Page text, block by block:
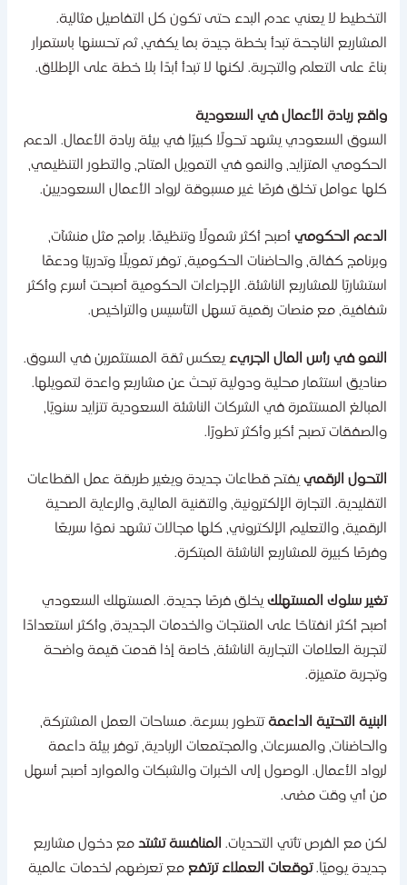
لا يعني عدم البدء حتى تكون كل التفاصيل مثالية.
الناجحة تبدأ بخطة جيدة بما يكفي، ثم تحسنها باستمرار
على التعلم والتجربة. لكنها لا تبدأ أبدًا بلا خطة على الإطلاق.
ريادة الأعمال في السعودية
السعودي يشهد تحولًا كبيرًا في بيئة ريادة الأعمال. الدعم
المتزايد، والنمو في التمويل المتاح، والتطور التنظيمي،
عوامل تخلق فرصًا غير مسبوقة لرواد الأعمال السعوديين.
الحكوميأصبح أكثر شمولًا وتنظيمًا. برامج مثل منشآت،
كفالة، والحاضنات الحكومية، توفر تمويلًا وتدريبًا ودعمًا
للمشاريع الناشئة. الإجراءات الحكومية أصبحت أسرع وأكثر
مع منصات رقمية تسهل التأسيس والتراخيص.
في رأس المال الجريءيعكس ثقة المستثمرين في السوق.
استثمار محلية ودولية تبحث عن مشاريع واعدة لتمويلها.
المستثمرة في الشركات الناشئة السعودية تتزايد سنويًا،
تصبح أكبر وأكثر تطورًا.
الرقمييفتح قطاعات جديدة ويغير طريقة عمل القطاعات
التجارة الإلكترونية، والتقنية المالية، والرعاية الصحية
والتعليم الإلكتروني، كلها مجالات تشهد نموًا سريعًا
كبيرة للمشاريع الناشئة المبتكرة.
سلوك المستهلكيخلق فرصًا جديدة. المستهلك السعودي
أكثر انفتاحًا على المنتجات والخدمات الجديدة، وأكثر استعدادًا
العلامات التجارية الناشئة، خاصة إذا قدمت قيمة واضحة
متميزة.
التحتية الداعمةتتطور بسرعة. مساحات العمل المشتركة،
والمسرعات، والمجتمعات الريادية، توفر بيئة داعمة
الأعمال. الوصول إلى الخبرات والشبكات والموارد أصبح أسهل
أي وقت مضى.
مع الفرص تأتي التحديات.المنافسة تشتدمع دخول مشاريع
يوميًا.توقعات العملاء ترتفعمع تعرضهم لخدمات عالمية